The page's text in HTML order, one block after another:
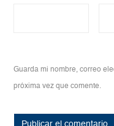
Guarda mi nombre, correo
próxima vez que comente.